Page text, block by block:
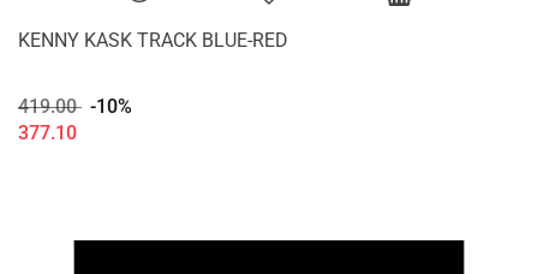
KENNY KASK TRACK BLUE-RED
419.00 -10%
377.10